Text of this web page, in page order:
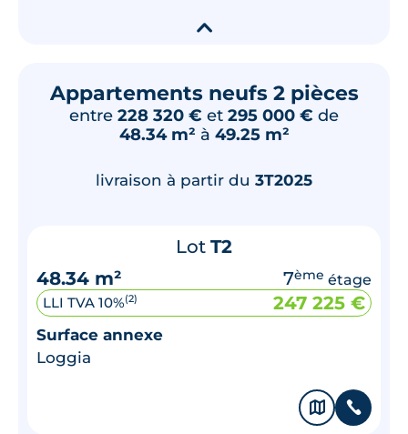
▾
Appartements neufs 2 pièces
entre 228 320 € et 295 000 € de
48.34 m² à 49.25 m²
livraison à partir du 3T2025
Lot T2
48.34 m²
7ème étage
LLI TVA 10%(2) 247 225 €
Surface annexe
Loggia
🗞 📞